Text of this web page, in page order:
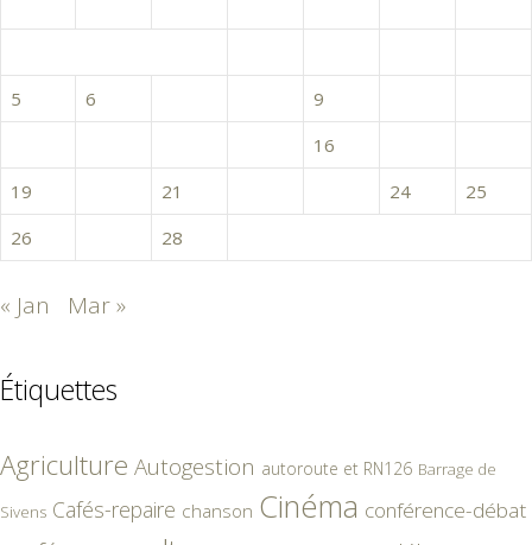
5
6 9
16
19
21 24
25
26
28
« Jan Mar »
Étiquettes
Agriculture Autogestion autoroute et RN126 Barrage de
Sivens Cafés-repaire chanson Cinéma conférence-débat